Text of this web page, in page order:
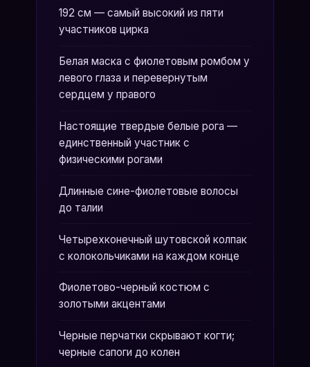
192 см — самый высокий из пяти
участников цирка
Белая маска с фиолетовым ромбом у
левого глаза и перевернутым
сердцем у правого
Настоящие твердые белые рога —
единственный участник с
физическими рогами
Длинные сине-фиолетовые волосы
до талии
Четырехконечный шутовской колпак
с колокольчиками на каждом конце
Фиолетово-черный костюм с
золотыми акцентами
Черные перчатки скрывают когти;
черные сапоги до колен